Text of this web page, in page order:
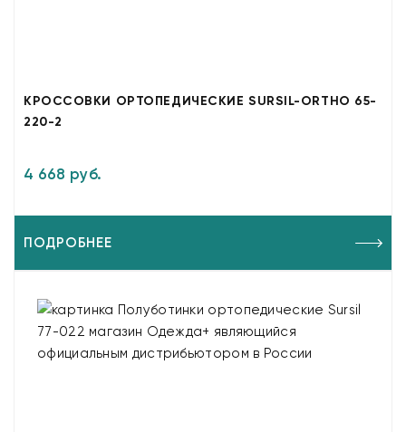
КРОССОВКИ ОРТОПЕДИЧЕСКИЕ SURSIL-ORTHO 65-
220-2
4 668 руб.
ПОДРОБНЕЕ